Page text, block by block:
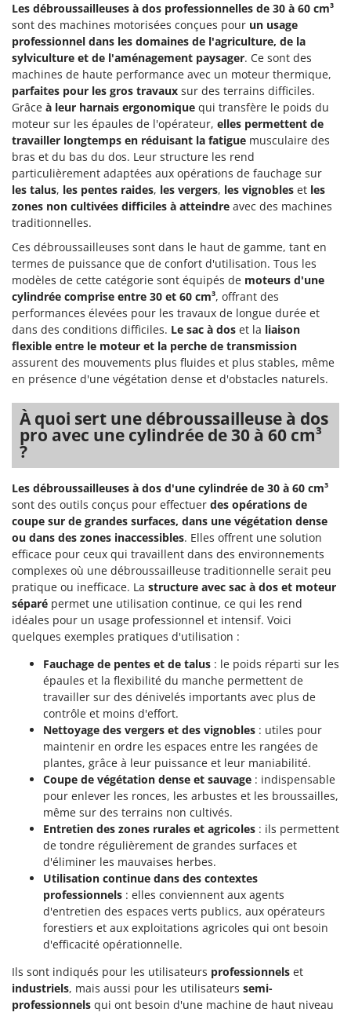
Les débroussailleuses à dos professionnelles de 30 à 60 cm³
sont des machines motorisées conçues pour un usage
professionnel dans les domaines de l'agriculture, de la
sylviculture et de l'aménagement paysager. Ce sont des
machines de haute performance avec un moteur thermique,
parfaites pour les gros travaux sur des terrains difficiles.
Grâce à leur harnais ergonomique qui transfère le poids du
moteur sur les épaules de l'opérateur, elles permettent de
travailler longtemps en réduisant la fatigue musculaire des
bras et du bas du dos. Leur structure les rend
particulièrement adaptées aux opérations de fauchage sur
les talus, les pentes raides, les vergers, les vignobles et les
zones non cultivées difficiles à atteindre avec des machines
traditionnelles.
Ces débroussailleuses sont dans le haut de gamme, tant en
termes de puissance que de confort d'utilisation. Tous les
modèles de cette catégorie sont équipés de moteurs d'une
cylindrée comprise entre 30 et 60 cm³, offrant des
performances élevées pour les travaux de longue durée et
dans des conditions difficiles. Le sac à dos et la liaison
flexible entre le moteur et la perche de transmission
assurent des mouvements plus fluides et plus stables, même
en présence d'une végétation dense et d'obstacles naturels.
À quoi sert une débroussailleuse à dos
pro avec une cylindrée de 30 à 60 cm³
?
Les débroussailleuses à dos d'une cylindrée de 30 à 60 cm³
sont des outils conçus pour effectuer des opérations de
coupe sur de grandes surfaces, dans une végétation dense
ou dans des zones inaccessibles. Elles offrent une solution
efficace pour ceux qui travaillent dans des environnements
complexes où une débroussailleuse traditionnelle serait peu
pratique ou inefficace. La structure avec sac à dos et moteur
séparé permet une utilisation continue, ce qui les rend
idéales pour un usage professionnel et intensif. Voici
quelques exemples pratiques d'utilisation :
Fauchage de pentes et de talus : le poids réparti sur les
épaules et la flexibilité du manche permettent de
travailler sur des dénivelés importants avec plus de
contrôle et moins d'effort.
Nettoyage des vergers et des vignobles : utiles pour
maintenir en ordre les espaces entre les rangées de
plantes, grâce à leur puissance et leur maniabilité.
Coupe de végétation dense et sauvage : indispensable
pour enlever les ronces, les arbustes et les broussailles,
même sur des terrains non cultivés.
Entretien des zones rurales et agricoles : ils permettent
de tondre régulièrement de grandes surfaces et
d'éliminer les mauvaises herbes.
Utilisation continue dans des contextes
professionnels : elles conviennent aux agents
d'entretien des espaces verts publics, aux opérateurs
forestiers et aux exploitations agricoles qui ont besoin
d'efficacité opérationnelle.
Ils sont indiqués pour les utilisateurs professionnels et
industriels, mais aussi pour les utilisateurs semi-
professionnels qui ont besoin d'une machine de haut niveau